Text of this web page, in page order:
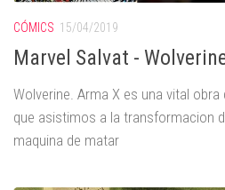
CÓMICS 15/04/2019
Marvel Salvat -
Wolverine. Arma X es una vital
que asistimos a la transformacion
maquina de matar